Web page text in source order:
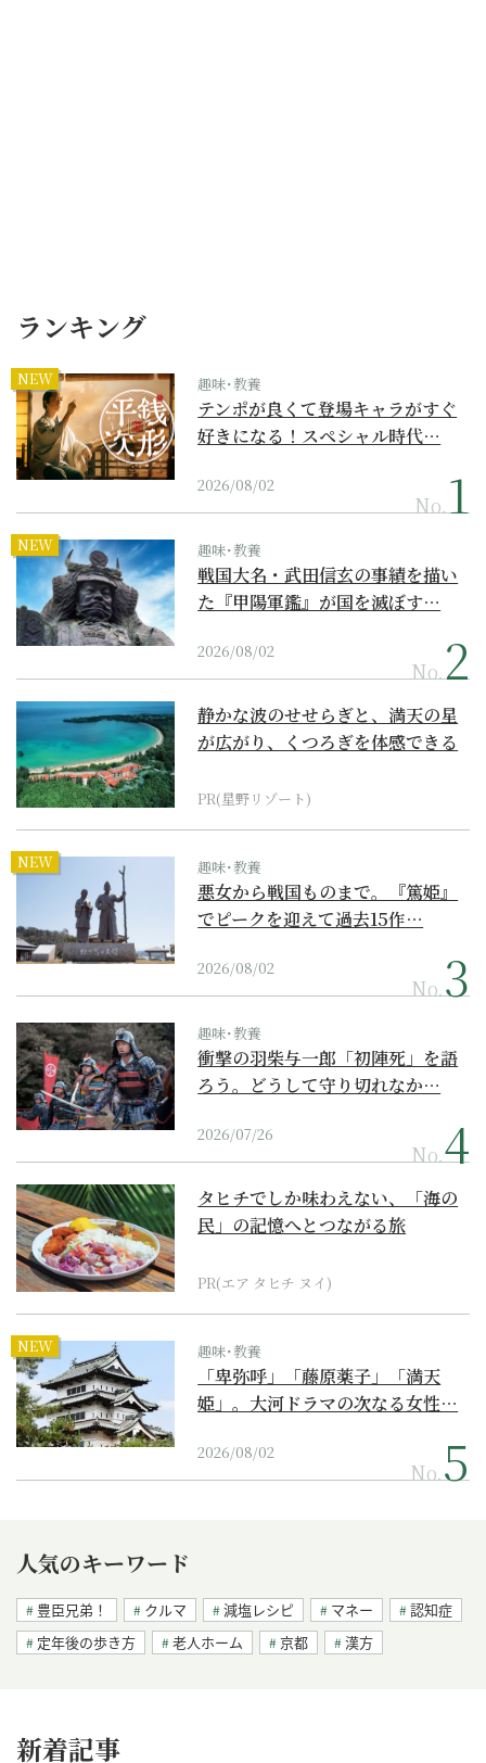
ランキング
NEW 趣味･教養
テンポが良くて登場キャラがすぐ
好きになる！スペシャル時代…
2026/08/02
No.
NEW 趣味･教養
戦国大名・武田信玄の事績を描い
た『甲陽軍鑑』が国を滅ぼす…
2026/08/02
No.
静かな波のせせらぎと、満天の星
が広がり、くつろぎを体感できる
PR(星野リゾート)
NEW 趣味･教養
悪女から戦国ものまで。『篤姫』
でピークを迎えて過去15作…
2026/08/02
No.
趣味･教養
衝撃の羽柴与一郎「初陣死」を語
ろう。どうして守り切れなか…
2026/07/26
No.
タヒチでしか味わえない、「海の
民」の記憶へとつながる旅
PR(エア タヒチ ヌイ)
NEW 趣味･教養
「卑弥呼」「藤原薬子」「満天
姫」。大河ドラマの次なる女性…
2026/08/02
No.
人気のキーワード
豊臣兄弟！ クルマ 減塩レシピ マネー
認知症
定年後の歩き方
老人ホーム 京都 漢方
新着記事